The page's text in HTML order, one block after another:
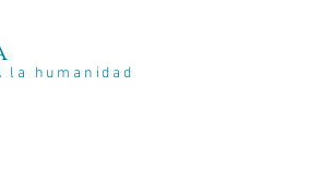
la humanidad